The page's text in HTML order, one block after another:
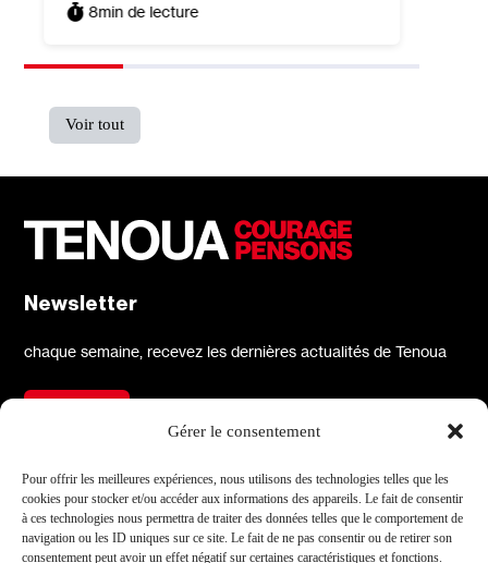
Gérer le consentement
Pour offrir les meilleures expériences, nous utilisons des technologies telles que les
cookies pour stocker et/ou accéder aux informations des appareils. Le fait de consentir
à ces technologies nous permettra de traiter des données telles que le comportement de
navigation ou les ID uniques sur ce site. Le fait de ne pas consentir ou de retirer son
consentement peut avoir un effet négatif sur certaines caractéristiques et fonctions.
8min de lecture
Voir tout
Newsletter
chaque semaine, recevez les dernières actualités de Tenoua
À propos
Qui sommes-nous
L'équipe
Réseaux sociaux
Facebook